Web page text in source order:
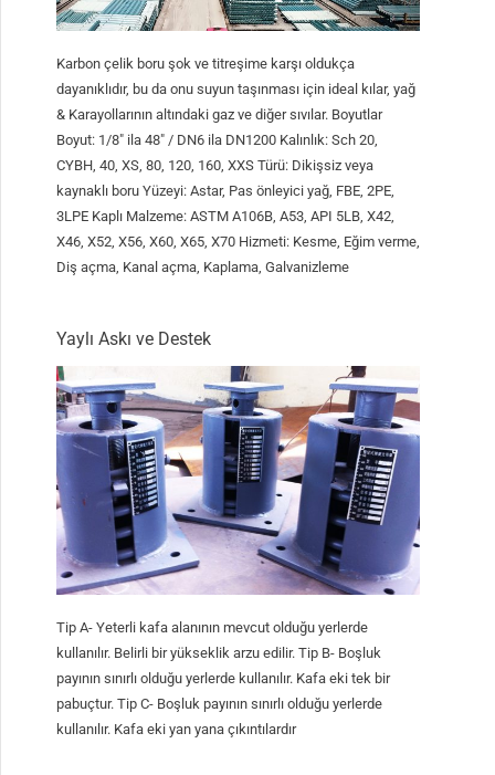
Karbon çelik boru şok ve titreşime karşı oldukça
dayanıklıdır, bu da onu suyun taşınması için ideal kılar, yağ
& Karayollarının altındaki gaz ve diğer sıvılar. Boyutlar
Boyut: 1/8″ ila 48″ / DN6 ila DN1200 Kalınlık: Sch 20,
CYBH, 40, XS, 80, 120, 160, XXS Türü: Dikişsiz veya
kaynaklı boru Yüzeyi: Astar, Pas önleyici yağ, FBE, 2PE,
3LPE Kaplı Malzeme: ASTM A106B, A53, API 5LB, X42,
X46, X52, X56, X60, X65, X70 Hizmeti: Kesme, Eğim verme,
Diş açma, Kanal açma, Kaplama, Galvanizleme
Yaylı Askı ve Destek
Tip A- Yeterli kafa alanının mevcut olduğu yerlerde
kullanılır. Belirli bir yükseklik arzu edilir. Tip B- Boşluk
payının sınırlı olduğu yerlerde kullanılır. Kafa eki tek bir
pabuçtur. Tip C- Boşluk payının sınırlı olduğu yerlerde
kullanılır. Kafa eki yan yana çıkıntılardır